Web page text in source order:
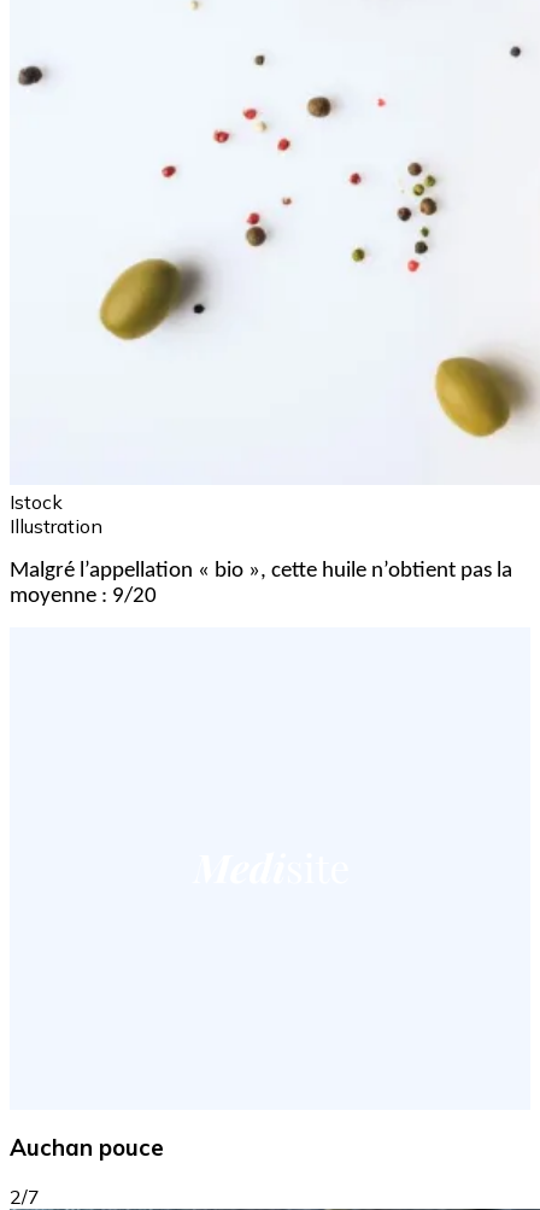
Istock
Illustration
Malgré l’appellation « bio », cette huile n’obtient pas la
moyenne : 9/20
Auchan pouce
2/7